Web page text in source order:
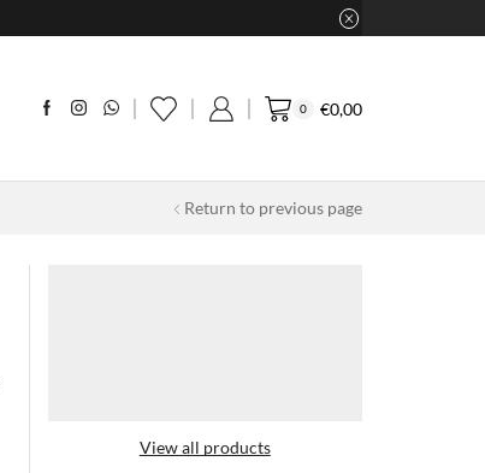
0 €0,00
Return to previous page
View all products